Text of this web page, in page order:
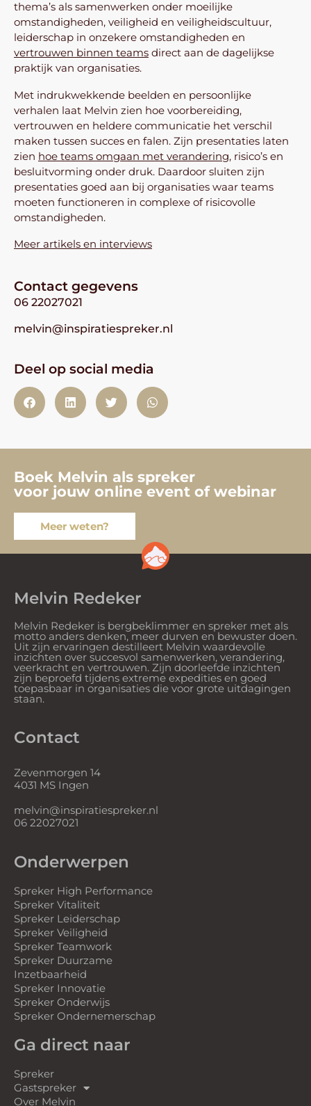
thema’s als samenwerken onder moeilijke
omstandigheden, veiligheid en veiligheidscultuur,
leiderschap in onzekere omstandigheden en
vertrouwen binnen teams direct aan de dagelijkse
praktijk van organisaties.
Met indrukwekkende beelden en persoonlijke
verhalen laat Melvin zien hoe voorbereiding,
vertrouwen en heldere communicatie het verschil
maken tussen succes en falen. Zijn presentaties laten
zien hoe teams omgaan met verandering, risico’s en
besluitvorming onder druk. Daardoor sluiten zijn
presentaties goed aan bij organisaties waar teams
moeten functioneren in complexe of risicovolle
omstandigheden.
Meer artikels en interviews
Contact gegevens
06 22027021
melvin@inspiratiespreker.nl
Deel op social media
Boek Melvin als spreker
voor jouw online event of webinar
Meer weten?
Melvin Redeker
Melvin Redeker is bergbeklimmer en spreker met als
motto anders denken, meer durven en bewuster doen.
Uit zijn ervaringen destilleert Melvin waardevolle
inzichten over succesvol samenwerken, verandering,
veerkracht en vertrouwen. Zijn doorleefde inzichten
zijn beproefd tijdens extreme expedities en goed
toepasbaar in organisaties die voor grote uitdagingen
staan.
Contact
Zevenmorgen 14
4031 MS Ingen
melvin@inspiratiespreker.nl
06 22027021
Onderwerpen
Spreker High Performance
Spreker Vitaliteit
Spreker Leiderschap
Spreker Veiligheid
Spreker Teamwork
Spreker Duurzame
Inzetbaarheid
Spreker Innovatie
Spreker Onderwijs
Spreker Ondernemerschap
Ga direct naar
Spreker
Gastspreker
Over Melvin